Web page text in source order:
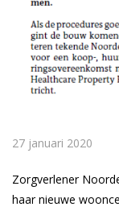
27 januari 2020
Zorgverlener
haar nieuwe